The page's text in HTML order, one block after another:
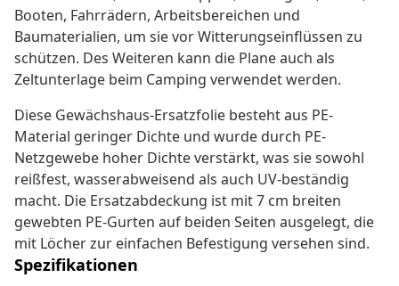
Booten, Fahrrädern, Arbeitsbereichen und
Baumaterialien, um sie vor Witterungseinflüssen zu
schützen. Des Weiteren kann die Plane auch als
Zeltunterlage beim Camping verwendet werden.
Diese Gewächshaus-Ersatzfolie besteht aus PE-
Material geringer Dichte und wurde durch PE-
Netzgewebe hoher Dichte verstärkt, was sie sowohl
reißfest, wasserabweisend als auch UV-beständig
macht. Die Ersatzabdeckung ist mit 7 cm breiten
gewebten PE-Gurten auf beiden Seiten ausgelegt, die
mit Löcher zur einfachen Befestigung versehen sind.
Spezifikationen